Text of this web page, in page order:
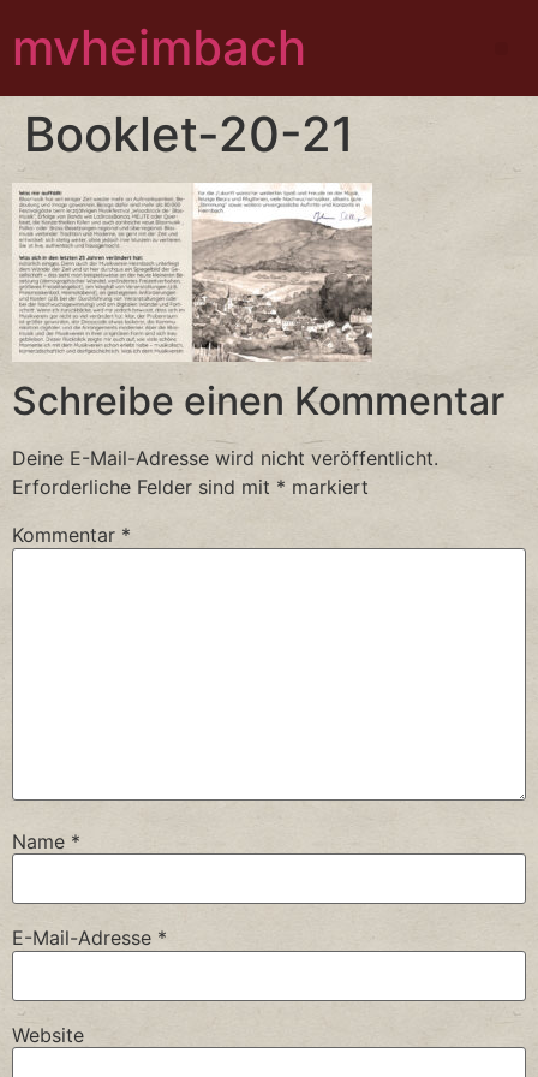
mvheimbach
Booklet-20-21
Schreibe einen Kommentar
Deine E-Mail-Adresse wird nicht veröffentlicht.
Erforderliche Felder sind mit * markiert
Kommentar *
Name *
E-Mail-Adresse *
Website